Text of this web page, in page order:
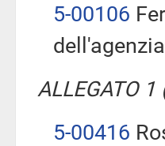
5-00106
ALLEGATO
5-00416